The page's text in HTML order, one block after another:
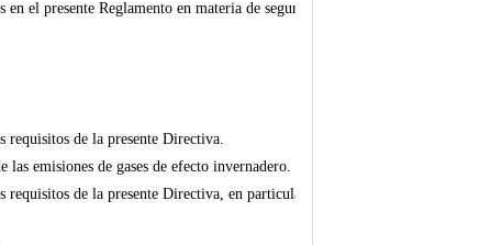
el presente Reglamento en materia de seguridad
requisitos de la presente Directiva.
emisiones de gases de efecto invernadero.
de la presente Directiva, en particular